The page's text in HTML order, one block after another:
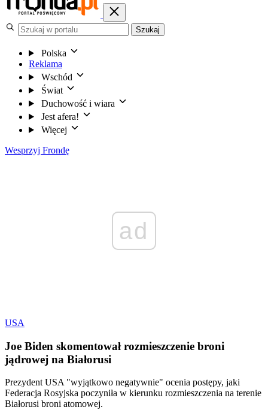
Szukaj
Polska
Reklama
Wschód
Świat
Duchowość i wiara
Jest afera!
Więcej
Wesprzyj Frondę
ad
USA
Joe Biden skomentował rozmieszczenie broni
jądrowej na Białorusi
Prezydent USA "wyjątkowo negatywnie" ocenia postępy, jaki
Federacja Rosyjska poczyniła w kierunku rozmieszczenia na terenie
Białorusi broni atomowej.